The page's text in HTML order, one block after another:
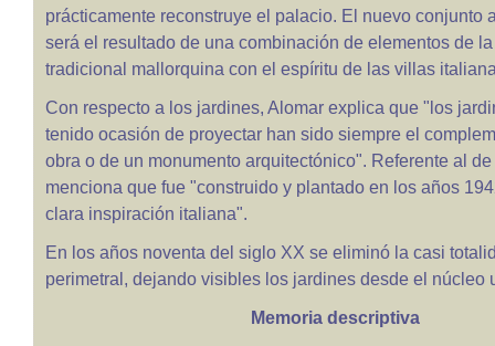
prácticamente reconstruye el palacio. El nuevo conjunto
será el resultado de una combinación de elementos de
tradicional mallorquina con el espíritu de las villas
Con respecto a los jardines, Alomar explica que "los
tenido ocasión de proyectar han sido siempre el
obra o de un monumento arquitectónico". Referente al
menciona que fue "construido y plantado en los años
clara inspiración italiana".
En los años noventa del siglo XX se eliminó la casi
perimetral, dejando visibles los jardines desde el núcleo
Memoria descriptiva